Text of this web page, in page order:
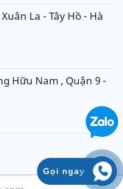
La - Tây Hồ - Hà
Hữu Nam , Quận 9 -
Gọi ngay